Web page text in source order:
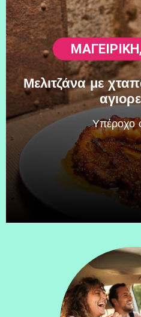
ΜΑΓΕΙΡΙΚΗ,
Μελιτζάνα με
Υπέροχο